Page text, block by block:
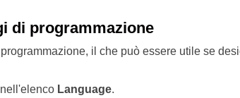
di programmazione
il che può essere utile se
Language.